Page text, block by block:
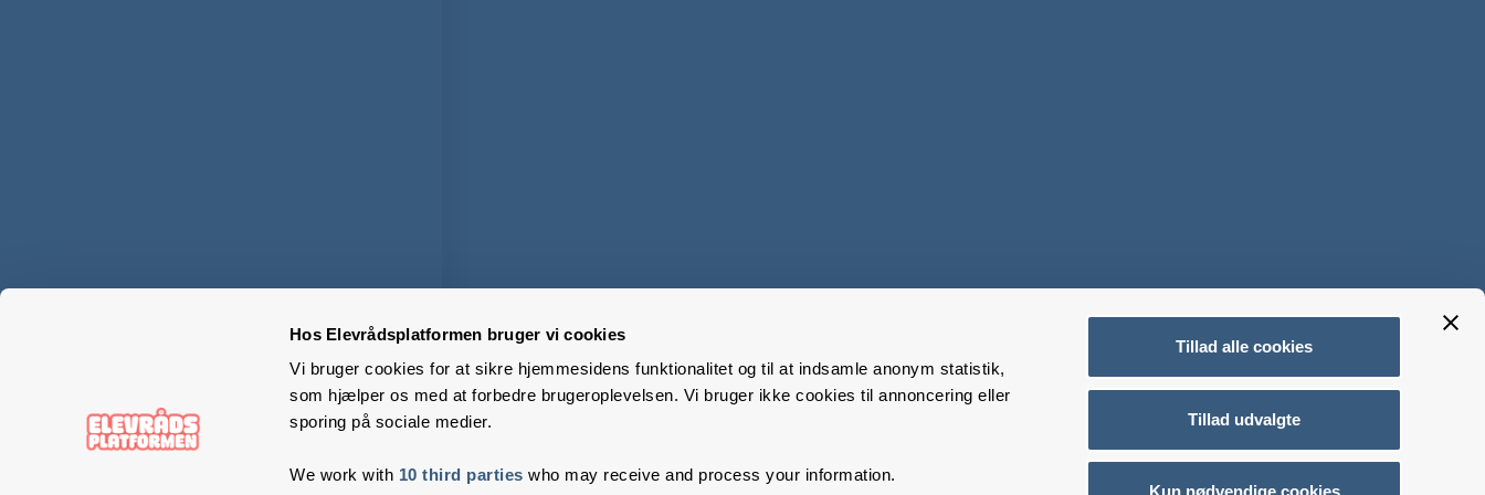
Hos Elevrådsplatformen bruger vi cookies
Vi bruger cookies for at sikre hjemmesidens funktionalitet og til at indsamle anonym statistik,
som hjælper os med at forbedre brugeroplevelsen. Vi bruger ikke cookies til annoncering eller
sporing på sociale medier.
We work with 10 third parties who may receive and process your information.
Tillad alle cookies
Tillad udvalgte
Kun nødvendige cookies